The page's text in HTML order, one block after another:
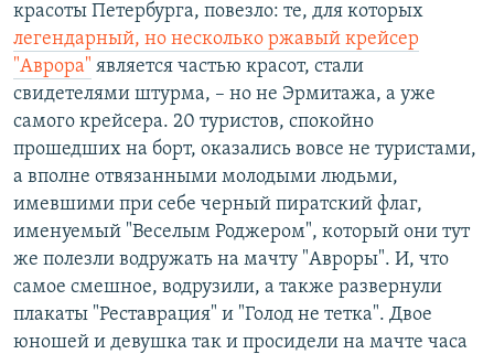
красоты Петербурга, повезло: те, для которых
легендарный, но несколько ржавый крейсер
"Аврора" является частью красот, стали
свидетелями штурма, – но не Эрмитажа, а уже
самого крейсера. 20 туристов, спокойно
прошедших на борт, оказались вовсе не туристами,
а вполне отвязанными молодыми людьми,
имевшими при себе черный пиратский флаг,
именуемый "Веселым Роджером", который они тут
же полезли водружать на мачту "Авроры". И, что
самое смешное, водрузили, а также развернули
плакаты "Реставрация" и "Голод не тетка". Двое
юношей и девушка так и просидели на мачте часа